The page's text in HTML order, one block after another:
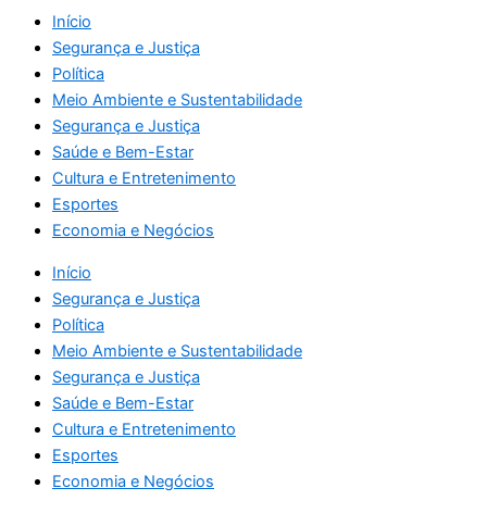
Início
Segurança e Justiça
Política
Meio Ambiente e Sustentabilidade
Segurança e Justiça
Saúde e Bem-Estar
Cultura e Entretenimento
Esportes
Economia e Negócios
Início
Segurança e Justiça
Política
Meio Ambiente e Sustentabilidade
Segurança e Justiça
Saúde e Bem-Estar
Cultura e Entretenimento
Esportes
Economia e Negócios